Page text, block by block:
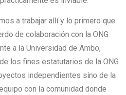
a trabajar allí y lo primero que
de colaboración con la ONG
a la Universidad de Ambo,
los fines estatutarios de la ONG
independientes sino de la
con la comunidad donde